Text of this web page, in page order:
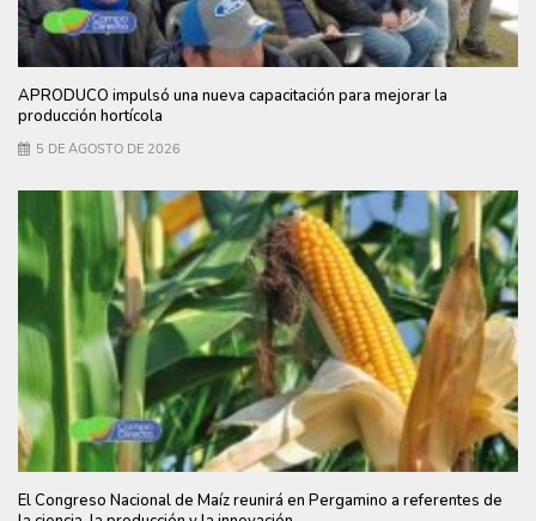
APRODUCO impulsó una nueva capacitación para mejorar la
producción hortícola
5 DE AGOSTO DE 2026
El Congreso Nacional de Maíz reunirá en Pergamino a referentes de